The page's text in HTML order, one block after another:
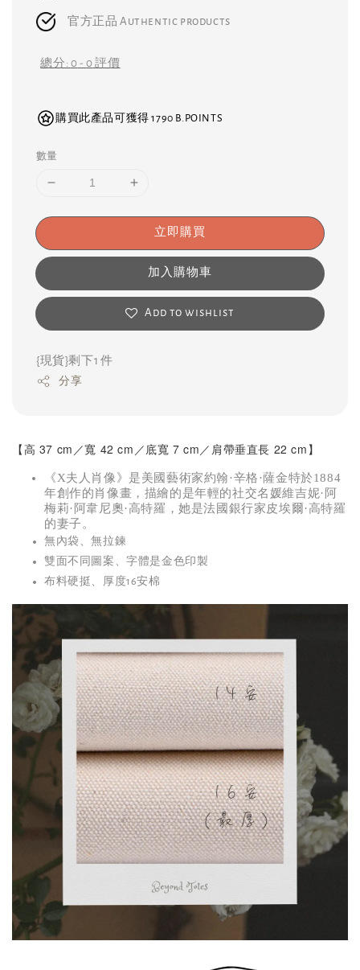
官方正品 Authentic products
總分: 0 -0 評價
購買此產品可獲得 1790 B.POINTS
數量
立即購買
加入購物車
Add to wishlist
{現貨}剩下1 件
分享
【高 37 cm／寬 42 cm／底寬 7 cm／肩帶垂直長 22 cm】
《X夫人肖像》是美國藝術家約翰·辛格·薩金特於1884
年創作的肖像畫，描繪的是年輕的社交名媛維吉妮·阿
梅莉·阿韋尼奧·高特羅，她是法國銀行家皮埃爾·高特羅
的妻子。
無內袋、無拉鍊
雙面不同圖案、字體是金色印製
布料硬挺、厚度16安棉